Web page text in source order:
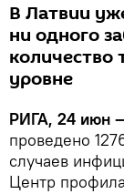
В Латвии
ни одного
количество
уровне
РИГА, 24 июн
проведено
случаев
Центр